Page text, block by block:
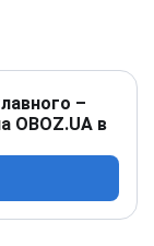
–
OBOZ.UA в